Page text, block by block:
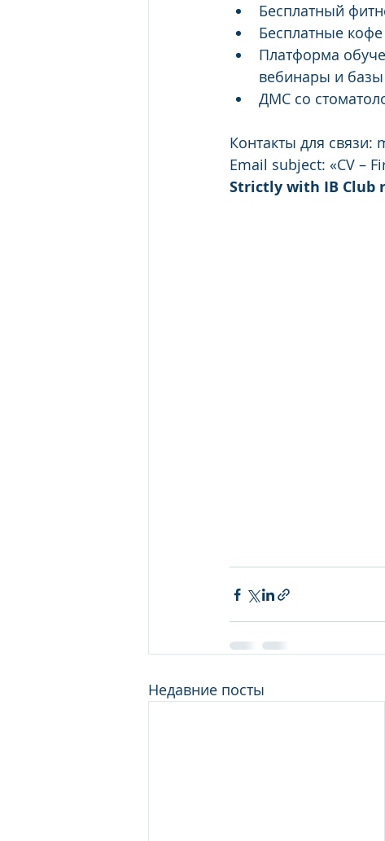
Бесплатный
Бесплатные
Платформа
вебинары и
ДМС со
Контакты для связи:
Email subject: «CV –
Strictly with IB Club
Недавние посты